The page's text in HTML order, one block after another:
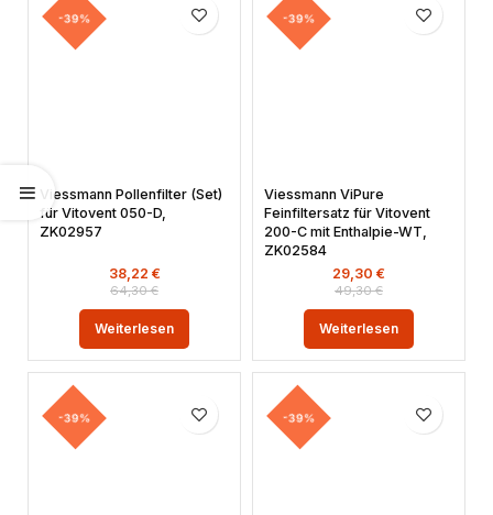
-39%
Viessmann Pollenfilter (Set)
für Vitovent 050-D,
ZK02957
64,30€
38,22 €
Weiterlesen
-39%
Viessmann ViPure
Feinfiltersatz für Vitovent
200-C mit Enthalpie-WT,
ZK02584
49,30€
29,30 €
Weiterlesen
-39% -39%